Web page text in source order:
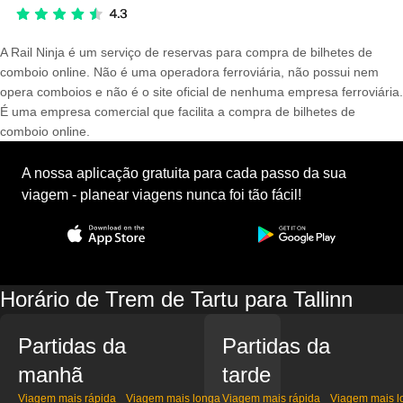
A Rail Ninja é um serviço de reservas para compra de bilhetes de
comboio online. Não é uma operadora ferroviária, não possui nem
opera comboios e não é o site oficial de nenhuma empresa ferroviária.
É uma empresa comercial que facilita a compra de bilhetes de
comboio online.
A nossa aplicação gratuita para cada passo da sua
viagem - planear viagens nunca foi tão fácil!
Horário de Trem de Tartu para Tallinn
Partidas da
manhã
Viagem mais rápida Viagem mais longa
Partidas da
tarde
Viagem mais rápida Viagem mais